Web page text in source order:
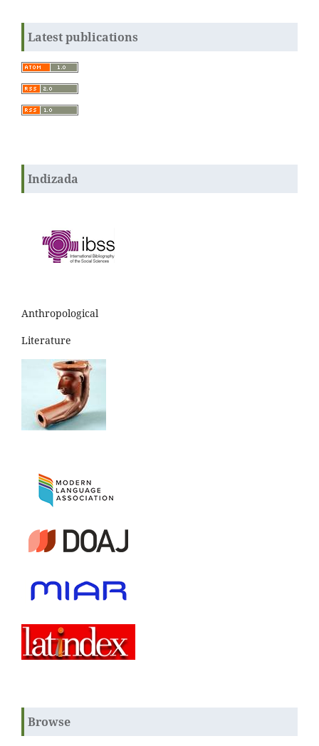
Latest publications
Indizada
Anthropological
Literature
Browse